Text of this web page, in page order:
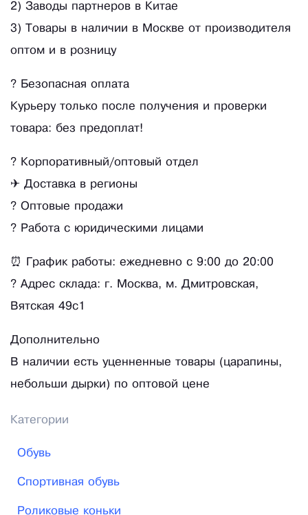
2) Заводы партнеров в Китае
3) Товары в наличии в Москве от производителя
оптом и в розницу
? Безопасная оплата
Курьеру только после получения и проверки
товара: без предоплат!
? Корпоративный/оптовый отдел
✈ Доставка в регионы
? Оптовые продажи
? Работа с юридическими лицами
⏰ График работы: ежедневно с 9:00 до 20:00
? Адрес склада: г. Москва, м. Дмитровская,
Вятская 49с1
Дополнительно
В наличии есть уценненные товары (царапины,
небольши дырки) по оптовой цене
Категории
Обувь
Спортивная обувь
Роликовые коньки